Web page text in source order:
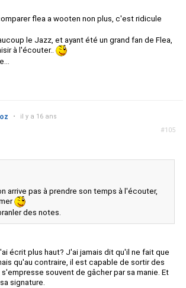
flea a wooten non plus, c'est ridicule
le Jazz, et ayant été un grand fan de Flea,
à l'écouter..
#105
• il y a 16 ans
arrive pas à prendre son temps à l'écouter,
des notes.
écrit plus haut? J'ai jamais dit qu'il ne fait que
qu'au contraire, il est capable de sortir des
souvent de gâcher par sa manie. Et
signature.